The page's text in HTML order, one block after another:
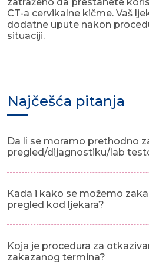
CT-a cervikalne kičme. Vaš
dodatne upute nakon
situaciji.
Najčešća pitanja
Da li se moramo prethodno
pregled/dijagnostiku/lab
Kada i kako se možemo
pregled kod ljekara?
Koja je procedura za
zakazanog termina?